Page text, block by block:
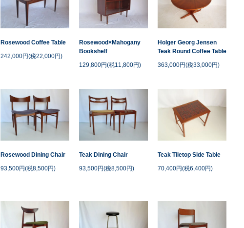
Rosewood Coffee Table
242,000円(税22,000円)
Rosewood×Mahogany
Bookshelf
129,800円(税11,800円)
Holger Georg Jensen
Teak Round Coffee Table
363,000円(税33,000円)
Rosewood Dining Chair
93,500円(税8,500円)
Teak Dining Chair
93,500円(税8,500円)
Teak Tiletop Side Table
70,400円(税6,400円)